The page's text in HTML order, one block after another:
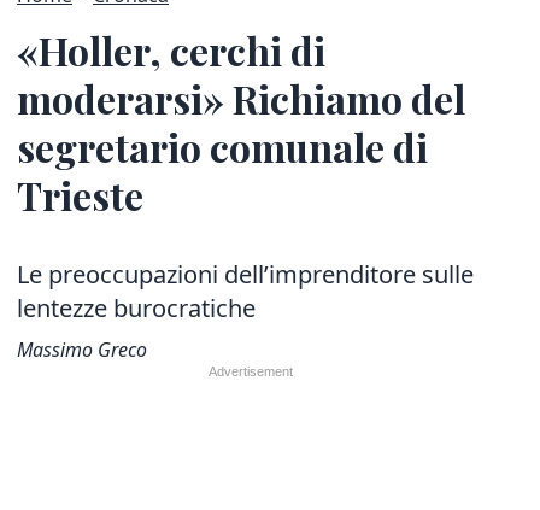
«Holler, cerchi di
moderarsi» Richiamo del
segretario comunale di
Trieste
Le preoccupazioni dell’imprenditore sulle
lentezze burocratiche
Massimo Greco